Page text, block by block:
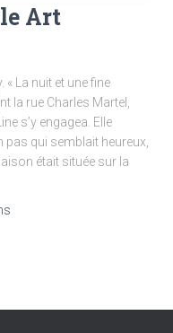
Art
« La nuit et une fine
la rue Charles Martel,
s’y engagea. Elle
pas qui semblait heureux,
était située sur la